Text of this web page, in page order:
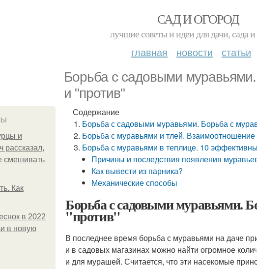
САД И ОГОРОД
лучшие советы и идеи для дачи, сада и
главная новости статьи
Борьба с садовыми
и "против"
и
рассказал,
смешивать
Как
в 2022
в новую
Содержание
Борьба с садовыми муравьями. Борьба с
Борьба с муравьями и тлей. Взаимоотношение
Борьба с муравьями в теплице. 10
Причины и последствия появления
Как вывести из парника?
Механические способы
Борьба с садовыми муравьями.
"против"
В последнее время борьба с муравьями на даче
и в садовых магазинах можно найти огромное
и для мурашей. Считается, что эти насекомые